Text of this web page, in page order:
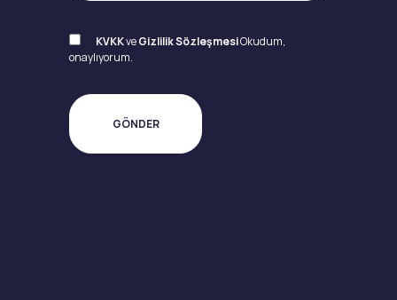
KVKKveGizlilik SözleşmesiOkudum,
onaylıyorum.